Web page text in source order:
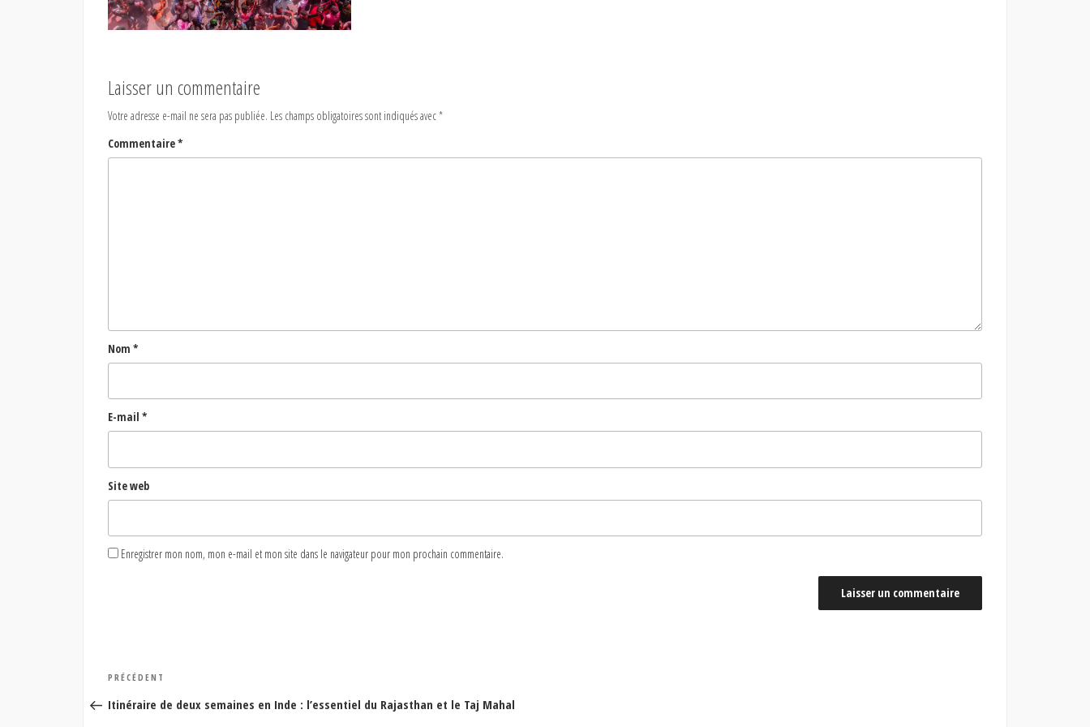
Laisser un commentaire
Votre adresse e-mail ne sera pas publiée. Les champs obligatoires sont indiqués avec*
Commentaire*
Nom *
E-mail *
Site web
Enregistrer mon nom, mon e-mail et mon site dans le navigateur pour mon prochain commentaire.
Navigation
de
Article
précédent
PRÉCÉDENT
Itinéraire de deux semaines en Inde : l’essentiel du Rajasthan et le Taj Mahal